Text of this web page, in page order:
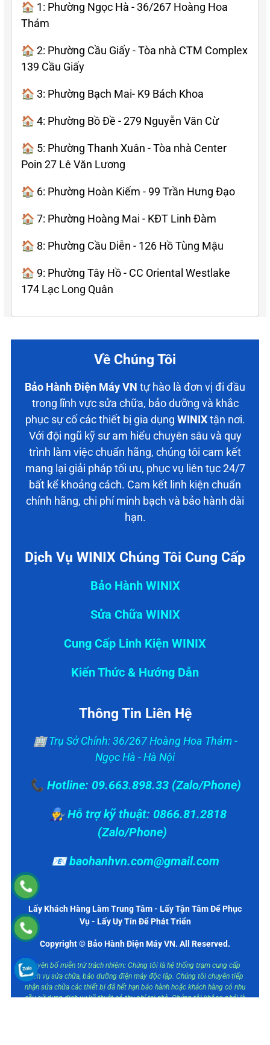
🏠 1: Phường Ngọc Hà - 36/267 Hoàng Hoa
Thám
🏠 2: Phường Cầu Giấy - Tòa nhà CTM Complex
139 Cầu Giấy
🏠 3: Phường Bạch Mai- K9 Bách Khoa
🏠 4: Phường Bồ Đề - 279 Nguyễn Văn Cừ
🏠 5: Phường Thanh Xuân - Tòa nhà Center
Poin 27 Lê Văn Lương
🏠 6: Phường Hoàn Kiếm - 99 Trần Hưng Đạo
🏠 7: Phường Hoàng Mai - KĐT Linh Đàm
🏠 8: Phường Cầu Diễn - 126 Hồ Tùng Mậu
🏠 9: Phường Tây Hồ - CC Oriental Westlake
174 Lạc Long Quân
Về Chúng Tôi
Bảo Hành Điện Máy VN tự hào là đơn vị đi đầu
trong lĩnh vực sửa chữa, bảo dưỡng và khắc
phục sự cố các thiết bị gia dụng WINIXtận nơi.
Với đội ngũ kỹ sư am hiểu chuyên sâu và quy
trình làm việc chuẩn hãng, chúng tôi cam kết
mang lại giải pháp tối ưu, phục vụ liên tục 24/7
bất kể khoảng cách. Cam kết linh kiện chuẩn
chính hãng, chi phí minh bạch và bảo hành dài
hạn.
Dịch Vụ WINIX Chúng Tôi Cung Cấp
Bảo Hành WINIX
Sửa Chữa WINIX
Cung Cấp Linh Kiện WINIX
Kiến Thức & Hướng Dẫn
Thông Tin Liên Hệ
🏢 Trụ Sở Chính: 36/267 Hoàng Hoa Thám -
Ngọc Hà - Hà Nội
📞 Hotline: 09.663.898.33 (Zalo/Phone)
👨‍🔧 Hỗ trợ kỹ thuật: 0866.81.2818
(Zalo/Phone)
📧 baohanhvn.com@gmail.com
Lấy Khách Hàng Làm Trung Tâm - Lấy Tận Tâm Để Phục
Vụ - Lấy Uy Tín Để Phát Triển
Copyright © Bảo Hành Điện Máy VN. All Reserved.
Tuyên bố miễn trừ trách nhiệm: Chúng tôi là hệ thống trạm cung cấp
dịch vụ sửa chữa, bảo dưỡng điện máy độc lập. Chúng tôi chuyên tiếp
nhận sửa chữa các thiết bị đã hết hạn bảo hành hoặc khách hàng có nhu
cầu sử dụng dịch vụ kỹ thuật có thu phí tại nhà. Chúng tôi không phải là